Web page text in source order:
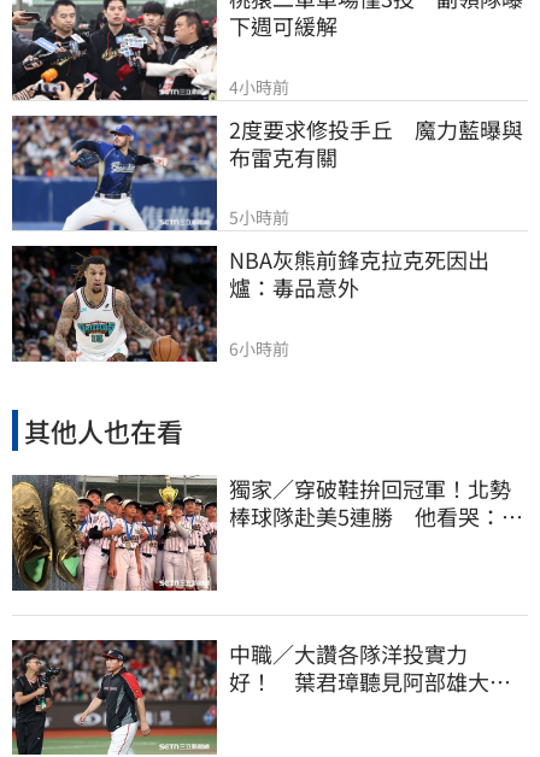
下週可緩解
4小時前
2度要求修投手丘　魔力藍曝與
布雷克有關
5小時前
NBA灰熊前鋒克拉克死因出
爐：毒品意外
6小時前
其他人也在看
獨家／穿破鞋拚回冠軍！北勢
棒球隊赴美5連勝 他看哭：台
中職／大讚各隊洋投實力
好！ 葉君璋聽見阿部雄大被